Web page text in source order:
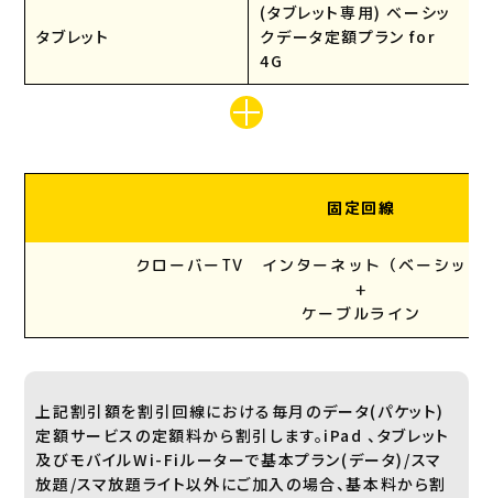
タブレット
(タブレット専用) ベーシッ
クデータ定額プラン for
4G
固定回線
クローバーTV インターネット（ベーシック
+
ケーブルライン
上記割引額を割引回線における毎月のデータ(パケット)
定額サービスの定額料から割引します。iPad 、タブレット
及びモバイルWi-Fiルーターで基本プラン(データ)/スマ
放題/スマ放題ライト以外にご加入の場合、基本料から割